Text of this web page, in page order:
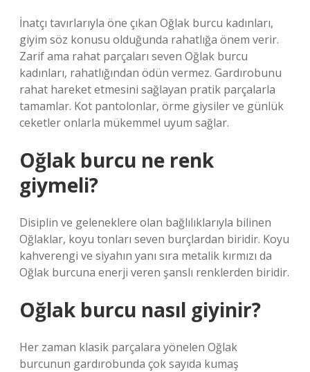
İnatçı tavırlarıyla öne çıkan Oğlak burcu kadınları,
giyim söz konusu olduğunda rahatlığa önem verir.
Zarif ama rahat parçaları seven Oğlak burcu
kadınları, rahatlığından ödün vermez. Gardırobunu
rahat hareket etmesini sağlayan pratik parçalarla
tamamlar. Kot pantolonlar, örme giysiler ve günlük
ceketler onlarla mükemmel uyum sağlar.
Oğlak burcu ne renk
giymeli?
Disiplin ve geleneklere olan bağlılıklarıyla bilinen
Oğlaklar, koyu tonları seven burçlardan biridir. Koyu
kahverengi ve siyahın yanı sıra metalik kırmızı da
Oğlak burcuna enerji veren şanslı renklerden biridir.
Oğlak burcu nasıl giyinir?
Her zaman klasik parçalara yönelen Oğlak
burcunun gardırobunda çok sayıda kumaş